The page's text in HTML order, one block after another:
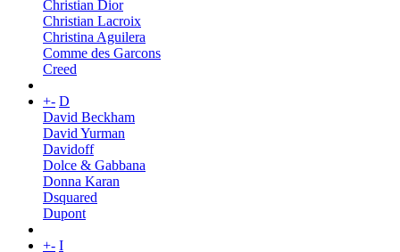
Christian Dior
Christian Lacroix
Christina Aguilera
Comme des Garcons
Creed
+- D
David Beckham
David Yurman
Davidoff
Dolce & Gabbana
Donna Karan
Dsquared
Dupont
+- I